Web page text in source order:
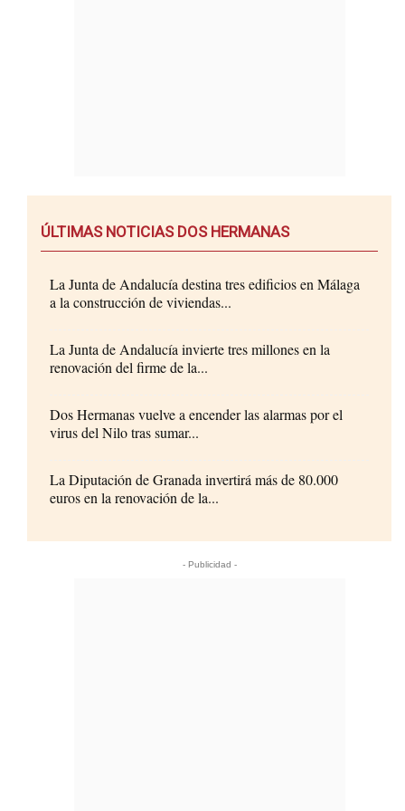
ÚLTIMAS NOTICIAS DOS HERMANAS
La Junta de Andalucía destina tres edificios en Málaga
a la construcción de viviendas...
La Junta de Andalucía invierte tres millones en la
renovación del firme de la...
Dos Hermanas vuelve a encender las alarmas por el
virus del Nilo tras sumar...
La Diputación de Granada invertirá más de 80.000
euros en la renovación de la...
- Publicidad -